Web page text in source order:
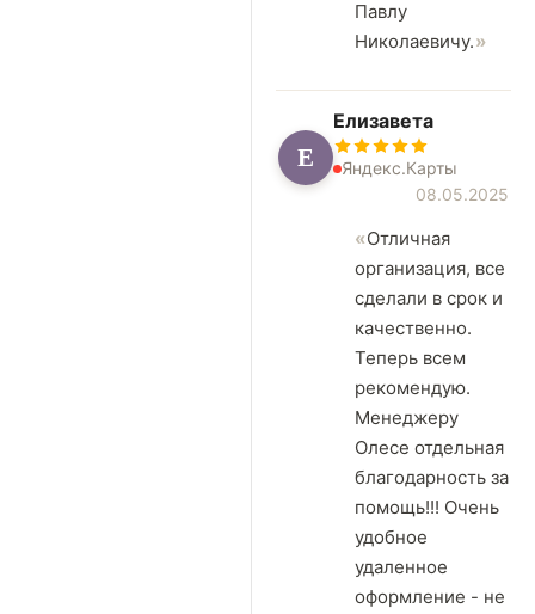
Павлу
Николаевичу.
Е
Елизавета
Яндекс.Карты
08.05.2025
Отличная
организация, все
сделали в срок и
качественно.
Теперь всем
рекомендую.
Менеджеру
Олесе отдельная
благодарность за
помощь!!! Очень
удобное
удаленное
оформление - не